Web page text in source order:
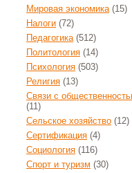
Мировая экономика(15)
Налоги (72)
Педагогика(512)
Политология (14)
Психология (503)
Религия (13)
Связи с
(11)
Сельское хозяйство (12)
Сертификация (4)
Социология (116)
Спорт и туризм (30)